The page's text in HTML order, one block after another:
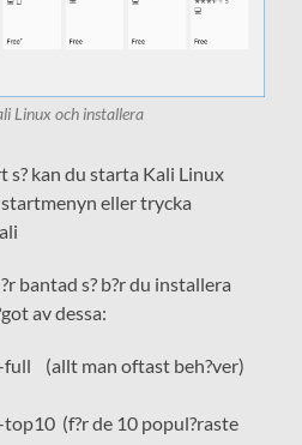
Linux och installera
s? kan du starta Kali Linux
eller trycka
bantad s? b?r du installera
av dessa:
(allt man oftast beh?ver)
(f?r de 10 popul?raste